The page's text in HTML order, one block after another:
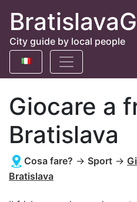
City guide by local people
Giocare a
Bratislava
Cosa fare? → Sport →
Bratislava